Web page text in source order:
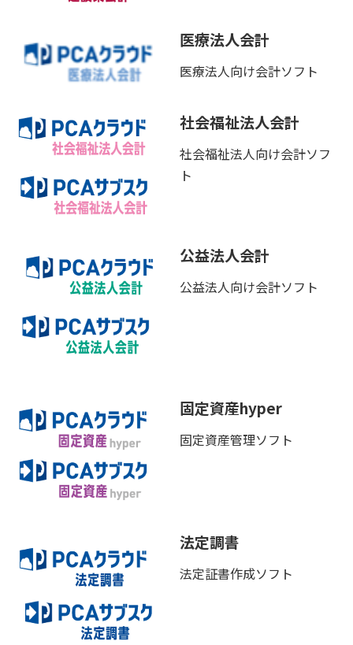
医療法人会計
医療法人向け会計ソフト
社会福祉法人会計
社会福祉法人向け会計ソフ
ト
公益法人会計
公益法人向け会計ソフト
固定資産hyper
固定資産管理ソフト
法定調書
法定証書作成ソフト